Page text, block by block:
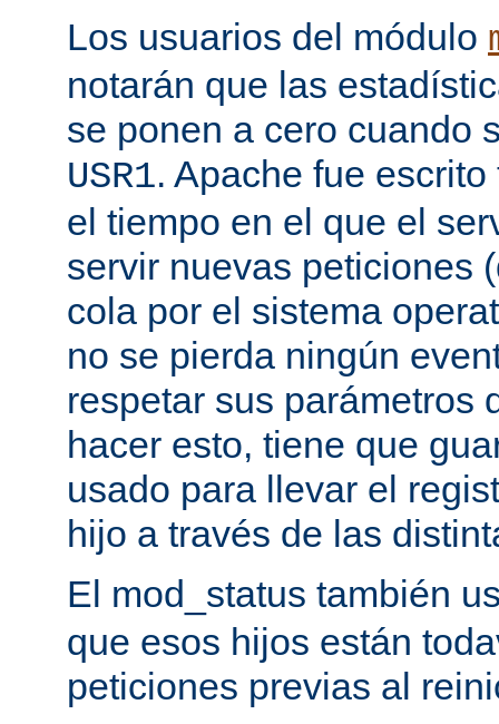
Los usuarios del módulo
notarán que las
se ponen a cero cuando
USR1. Apache fue
el tiempo en el que el
servir nuevas peticiones
cola por el sistema
no se pierda ningún
respetar sus parámetros
hacer esto, tiene que
usado para llevar el
hijo a través de las
El mod_status también
que esos hijos están
peticiones previas al